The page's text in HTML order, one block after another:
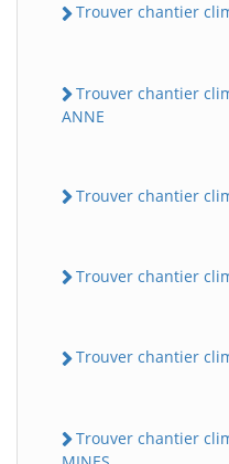
Trouver chantier
Trouver chantier
ANNE
Trouver chantier
Trouver chantier
Trouver chantier
Trouver chantier